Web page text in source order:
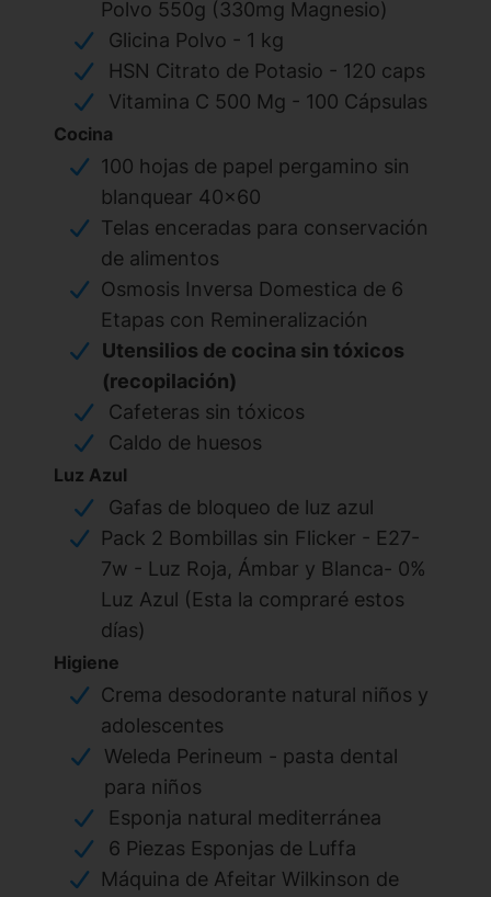
Polvo 550g (330mg Magnesio)
Glicina Polvo - 1 kg
HSN Citrato de Potasio - 120 caps
Vitamina C 500 Mg - 100 Cápsulas
Cocina
100 hojas de papel pergamino sin
blanquear 40x60
Telas enceradas para conservación
de alimentos
Osmosis Inversa Domestica de 6
Etapas con Remineralización
Utensilios de cocina sin tóxicos
(recopilación)
Cafeteras sin tóxicos
Caldo de huesos
Luz Azul
Gafas de bloqueo de luz azul
Pack 2 Bombillas sin Flicker - E27-
7w - Luz Roja, Ámbar y Blanca- 0%
Luz Azul (Esta la compraré estos
días)
Higiene
Crema desodorante natural niños y
adolescentes
Weleda Perineum - pasta dental
para niños
Esponja natural mediterránea
6 Piezas Esponjas de Luffa
Máquina de Afeitar Wilkinson de